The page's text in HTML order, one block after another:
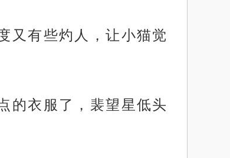
又有些灼人，让小猫觉
的衣服了，裴望星低头